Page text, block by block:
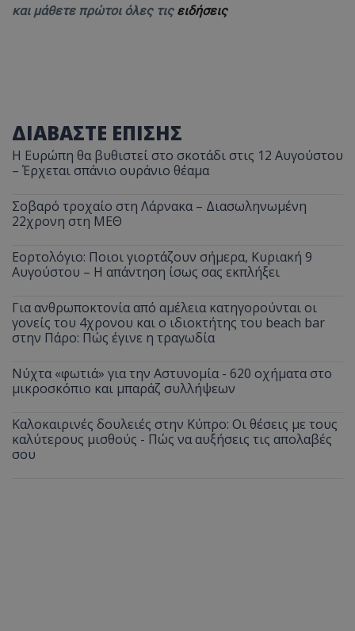
και μάθετε πρώτοι όλες τις ειδήσεις
ΔΙΑΒΑΣΤΕ ΕΠΙΣΗΣ
Η Ευρώπη θα βυθιστεί στο σκοτάδι στις 12 Αυγούστου
– Έρχεται σπάνιο ουράνιο θέαμα
Σοβαρό τροχαίο στη Λάρνακα – Διασωληνωμένη
22χρονη στη ΜΕΘ
Εορτολόγιο: Ποιοι γιορτάζουν σήμερα, Κυριακή 9
Αυγούστου – Η απάντηση ίσως σας εκπλήξει
Για ανθρωποκτονία από αμέλεια κατηγορούνται οι
γονείς του 4χρονου και ο ιδιοκτήτης του beach bar
στην Πάρο: Πώς έγινε η τραγωδία
Νύχτα «φωτιά» για την Αστυνομία - 620 οχήματα στο
μικροσκόπιο και μπαράζ συλλήψεων
Καλοκαιρινές δουλειές στην Κύπρο: Οι θέσεις με τους
καλύτερους μισθούς - Πώς να αυξήσεις τις απολαβές
σου